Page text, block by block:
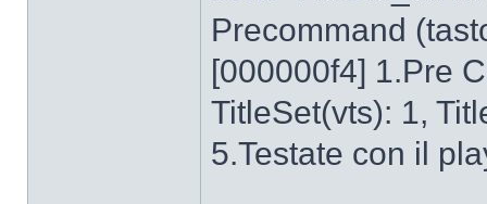
Precommand
[000000f4] 1.Pre
TitleSet(vts): 1,
5.Testate con il